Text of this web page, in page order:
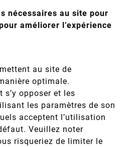
nécessaires au site pour
améliorer l’expérience
au site de
optimale.
s’y opposer et les
les paramètres de son
acceptent l’utilisation
Veuillez noter
risqueriez de limiter le